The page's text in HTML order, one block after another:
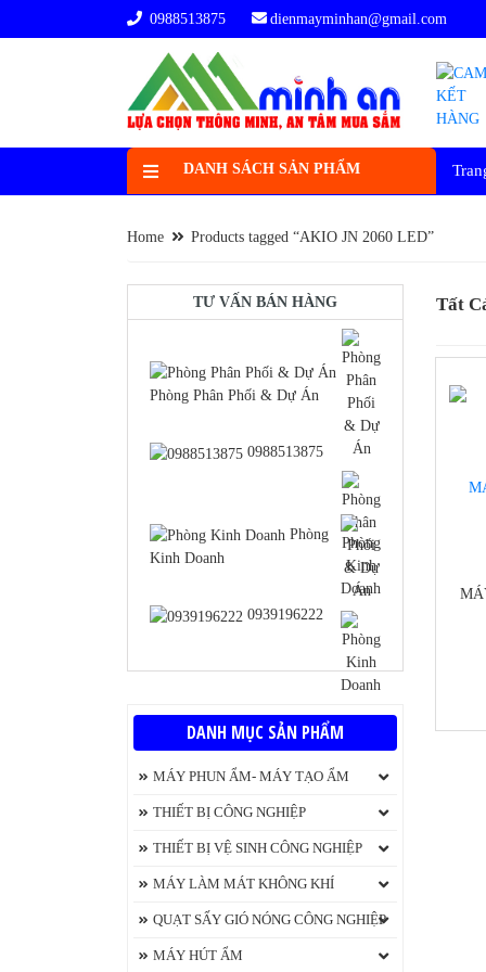
0988513875 dienmayminhan@gmail.com
DANH SÁCH SẢN PHẨM
Home Products tagged “AKIO JN 2060 LED”
Tất
TƯ VẤN BÁN HÀNG
Phòng Phân Phối & Dự Án
0988513875
Phòng
Kinh Doanh
0939196222
DANH MỤC SẢN PHẨM
MÁY PHUN ẨM- MÁY TẠO ẨM
Máy tạo độ ẩm không khí Beurer
THIẾT BỊ CÔNG NGHIỆP
Máy phát điện
THIẾT BỊ VỆ SINH CÔNG NGHIỆP
Máy Chà Sàn
Máy phun áp lực rửa xe
Máy hút bụi chính hãng
MÁY LÀM MÁT KHÔNG KHÍ
QUẠT ĐIỀU HÒA KUNGFU
Quạt làm Mát Aroma
QUẠT SẤY GIÓ NÓNG CÔNG NGHIỆP
Máy sấy thực phẩm
MÁY HÚT ẨM